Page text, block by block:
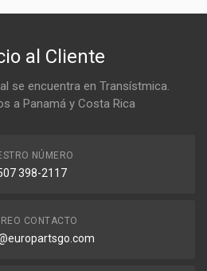
al Cliente
se encuentra en Transístmica.
a Panamá y Costa Rica
NÚMERO
398-2117
CONTACTO